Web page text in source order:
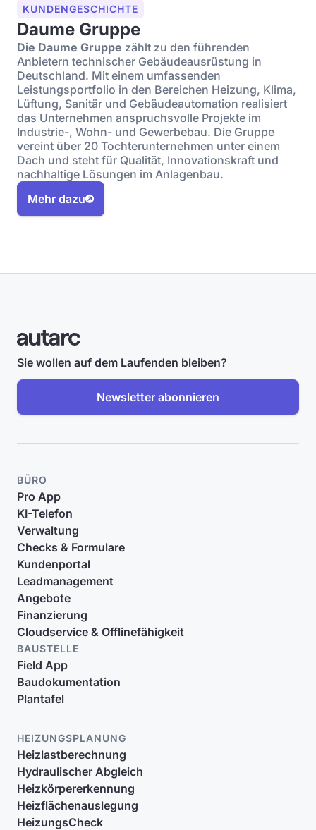
KUNDENGESCHICHTE
Daume Gruppe
Die Daume Gruppe zählt zu den führenden
Anbietern technischer Gebäudeausrüstung in
Deutschland. Mit einem umfassenden
Leistungsportfolio in den Bereichen Heizung, Klima,
Lüftung, Sanitär und Gebäudeautomation realisiert
das Unternehmen anspruchsvolle Projekte im
Industrie-, Wohn- und Gewerbebau. Die Gruppe
vereint über 20 Tochterunternehmen unter einem
Dach und steht für Qualität, Innovationskraft und
nachhaltige Lösungen im Anlagenbau.
Mehr dazu
Sie wollen auf dem Laufenden bleiben?
Newsletter abonnieren
BÜRO
Pro App
KI-Telefon
Verwaltung
Checks & Formulare
Kundenportal
Leadmanagement
Angebote
Finanzierung
Cloudservice & Offlinefähigkeit
BAUSTELLE
Field App
Baudokumentation
Plantafel
HEIZUNGSPLANUNG
Heizlastberechnung
Hydraulischer Abgleich
Heizkörpererkennung
Heizflächenauslegung
HeizungsCheck